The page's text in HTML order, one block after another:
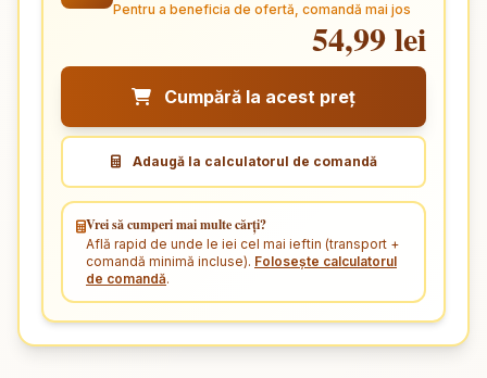
Pentru a beneficia de ofertă, comandă mai jos
54,99 lei
Cumpără la acest preț
Adaugă la calculatorul de comandă
Vrei să cumperi mai multe cărți?
Află rapid de unde le iei cel mai ieftin (transport +
comandă minimă incluse). Folosește calculatorul
de comandă.